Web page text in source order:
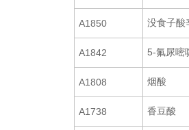
A1850 没食子酸
A1842 5-氟尿嘧
A1808 烟酸
A1738 香豆酸